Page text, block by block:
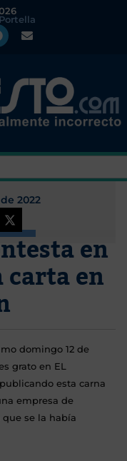
2022
en
carta en
domingo 12 de
grato en EL
esta carna
empresa de
se la había